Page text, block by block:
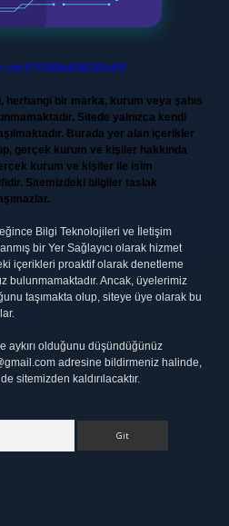
herhangi bir marka, kurum veya şahıs
Sitede yalnızca kendi
Burada yer alan içerikler
gerçek kurum ve kişiler hakkında
kurum ve kişiler ile isim
Sitemizdeki bilgiler taslak
Bilgi Teknolojileri ve İletişim
bir Yer Sağlayıcı olarak hizmet
içerikleri proaktif olarak denetleme
bulunmamaktadır. Ancak, üyelerimiz
taşımakta olup, siteye üye olarak bu
aykırı olduğunu düşündüğünüz
adresine bildirmeniz halinde,
sitemizden kaldırılacaktır.